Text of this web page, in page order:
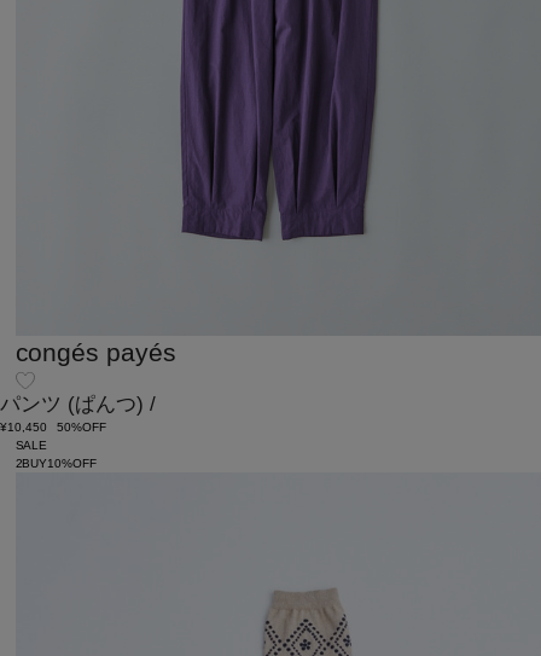
congés payés
パンツ (ぱんつ) /
¥10,450
50%OFF
SALE
2BUY10%OFF